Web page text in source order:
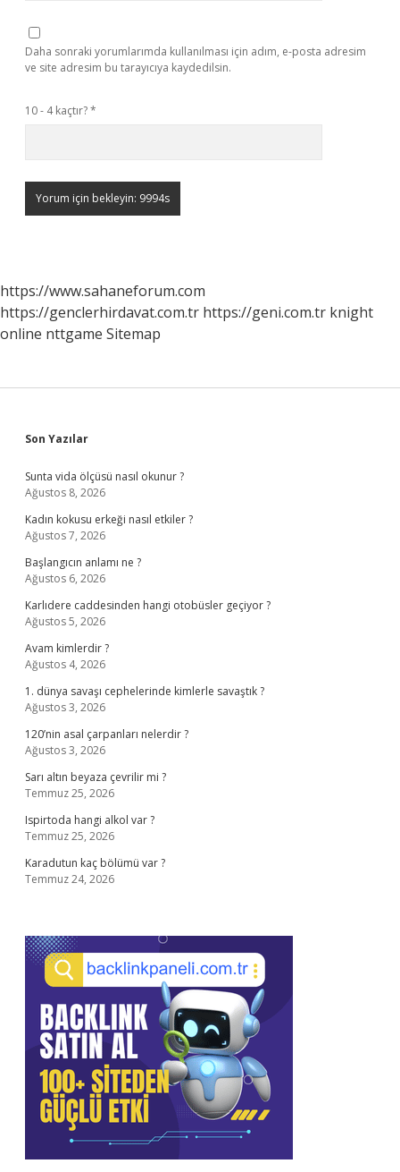
Daha sonraki yorumlarımda kullanılması için adım, e-posta adresim
ve site adresim bu tarayıcıya kaydedilsin.
10 - 4 kaçtır?*
https://www.sahaneforum.com
https://genclerhirdavat.com.tr https://geni.com.tr knight
online nttgame Sitemap
Sidebar
Son Yazılar
Sunta vida ölçüsü nasıl okunur ?
Ağustos 8, 2026
Kadın kokusu erkeği nasıl etkiler ?
Ağustos 7, 2026
Başlangıcın anlamı ne ?
Ağustos 6, 2026
Karlıdere caddesinden hangi otobüsler geçiyor ?
Ağustos 5, 2026
Avam kimlerdir ?
Ağustos 4, 2026
1. dünya savaşı cephelerinde kimlerle savaştık ?
Ağustos 3, 2026
120’nin asal çarpanları nelerdir ?
Ağustos 3, 2026
Sarı altın beyaza çevrilir mi ?
Temmuz 25, 2026
Ispirtoda hangi alkol var ?
Temmuz 25, 2026
Karadutun kaç bölümü var ?
Temmuz 24, 2026